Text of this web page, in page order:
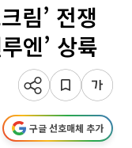
림’ 전쟁
엔’ 상륙
구글 선호매체 추가